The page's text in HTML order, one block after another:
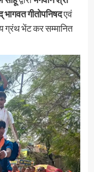
भागवत गीतोपनिषदएवं
भेंट कर सम्मानित